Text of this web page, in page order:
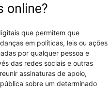
online?
que permitem que
em políticas, leis ou ações
por qualquer pessoa e
das redes sociais e outras
assinaturas de apoio,
sobre um determinado